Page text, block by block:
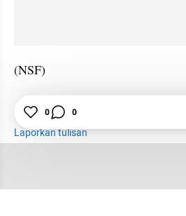
(NSF)
Bansos
Laporkan tulisan
0 0